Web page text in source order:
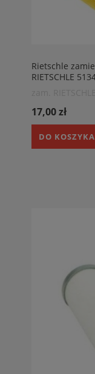
Rietschle
RIETSCHLE
17,00 zł
DO KOSZYKA